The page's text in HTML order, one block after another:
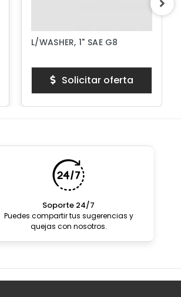
L/WASHER, 1" SAE G8
Solicitar oferta
Soporte 24/7
Puedes compartir tus sugerencias y
quejas con nosotros.